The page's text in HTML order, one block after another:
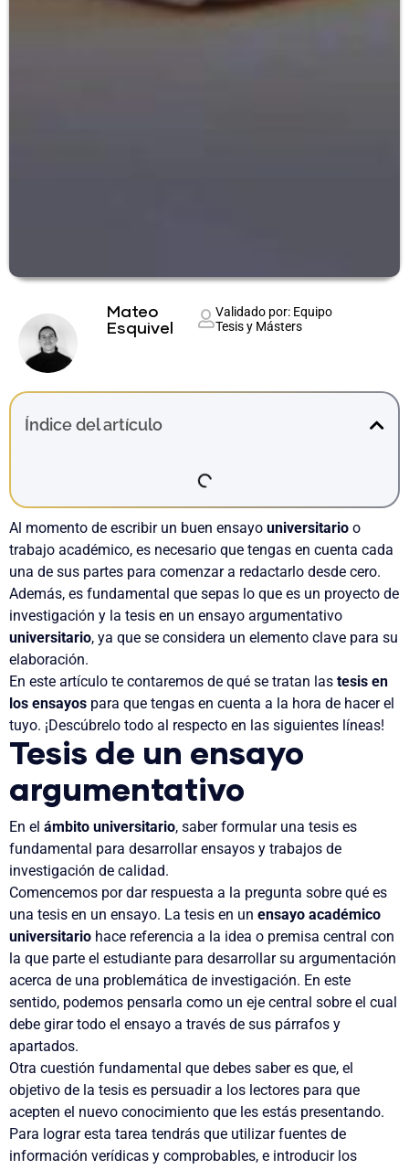
Mateo
Esquivel
Validado por: Equipo
Tesis y Másters
Índice del artículo
Al momento de escribir un buen ensayo universitario o
trabajo académico, es necesario que tengas en cuenta cada
una de sus partes para comenzar a redactarlo desde cero.
Además, es fundamental que sepas lo que es un proyecto de
investigación y la tesis en un ensayo argumentativo
universitario, ya que se considera un elemento clave para su
elaboración.
En este artículo te contaremos de qué se tratan las tesis en
los ensayos para que tengas en cuenta a la hora de hacer el
tuyo. ¡Descúbrelo todo al respecto en las siguientes líneas!
Tesis de un ensayo
argumentativo
En el ámbito universitario, saber formular una tesis es
fundamental para desarrollar ensayos y trabajos de
investigación de calidad.
Comencemos por dar respuesta a la pregunta sobre qué es
una tesis en un ensayo. La tesis en un ensayo académico
universitario hace referencia a la idea o premisa central con
la que parte el estudiante para desarrollar su argumentación
acerca de una problemática de investigación. En este
sentido, podemos pensarla como un eje central sobre el cual
debe girar todo el ensayo a través de sus párrafos y
apartados.
Otra cuestión fundamental que debes saber es que, el
objetivo de la tesis es persuadir a los lectores para que
acepten el nuevo conocimiento que les estás presentando.
Para lograr esta tarea tendrás que utilizar fuentes de
información verídicas y comprobables, e introducir los